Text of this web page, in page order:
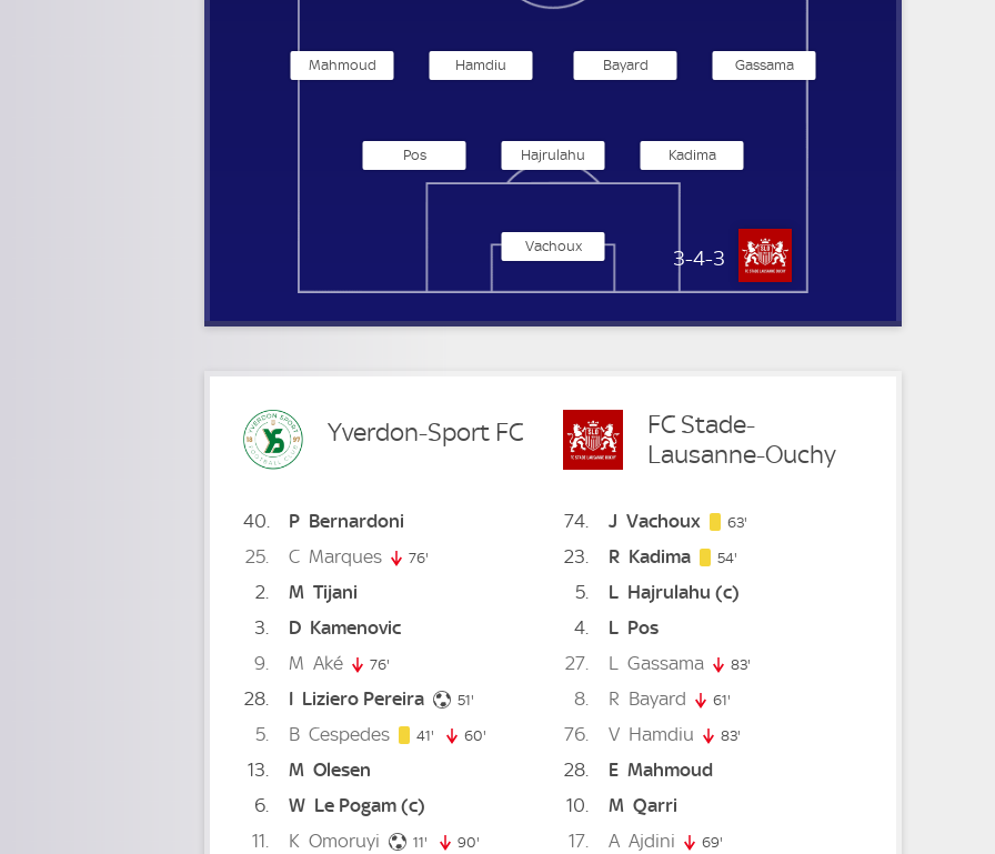
FC Stade-Lausanne-Ouchy
3-4-3
Vachoux
Kadima
Hajrulahu
Pos
Gassama
Bayard
Hamdiu
Mahmoud
Yverdon-Sport FC
40 P Bernardoni
25
C Marques 76'
2 M Tijani
3
D Kamenovic
9
M Aké 76'
28 I Liziero Pereira 51'
5 B Cespedes 41' 41. minute
60'
13 M Olesen
6
W Le Pogam(c)
11
K Omoruyi 11' 11. minute
90'
FC Stade-
Lausanne-Ouchy
74 J Vachoux 63'
23 R Kadima 54'
5 L Hajrulahu (c)
4
L Pos
27
L Gassama 83'
8 R Bayard 61'
76 V Hamdiu 83'
28 E Mahmoud
10
M Qarri
17
A Ajdini 69'